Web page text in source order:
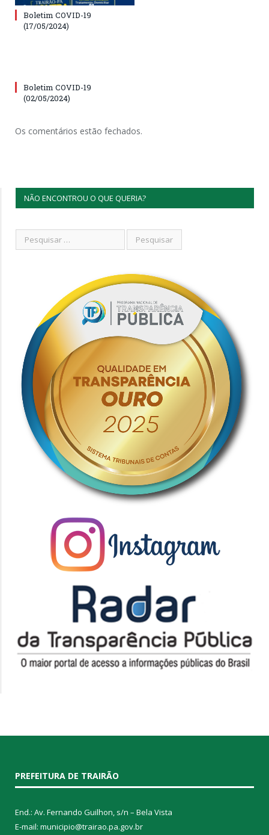
Boletim COVID-19
(17/05/2024)
Boletim COVID-19
(02/05/2024)
Os comentários estão fechados.
NÃO ENCONTROU O QUE QUERIA?
PREFEITURA DE TRAIRÃO
End.: Av. Fernando Guilhon, s/n – Bela Vista
E-mail: municipio@trairao.pa.gov.br